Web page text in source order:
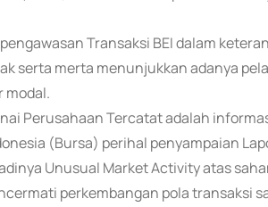
Transaksi BEI dalam
serta merta menunjukkan adanya
modal.
Perusahaan Tercatat adalah
(Bursa) perihal penyampaian
Unusual Market Activity atas
perkembangan pola transaksi